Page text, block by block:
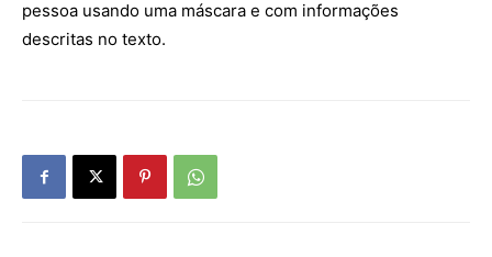
pessoa usando uma máscara e com informações
descritas no texto.